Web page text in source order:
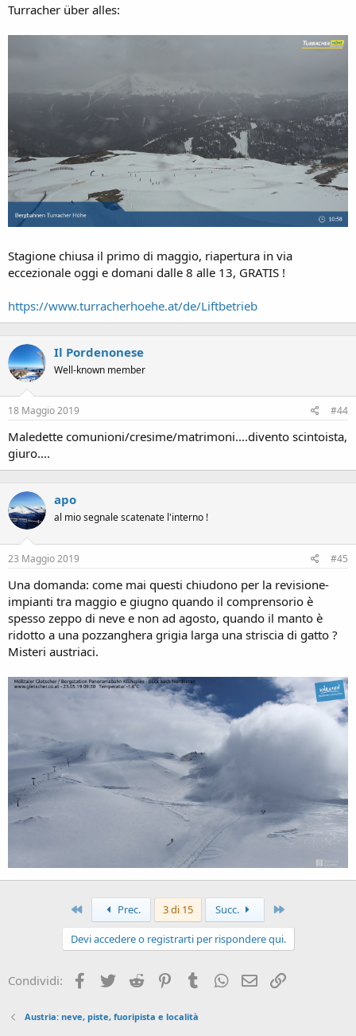
Turracher über alles:
Stagione chiusa il primo di maggio, riapertura in via
eccezionale oggi e domani dalle 8 alle 13, GRATIS !
https://www.turracherhoehe.at/de/Liftbetrieb
Il Pordenonese
Well-known member
18 Maggio 2019 #44
Maledette comunioni/cresime/matrimoni....divento scintoista,
giuro....
apo
al mio segnale scatenate l'interno !
23 Maggio 2019 #45
Una domanda: come mai questi chiudono per la revisione-
impianti tra maggio e giugno quando il comprensorio è
spesso zeppo di neve e non ad agosto, quando il manto è
ridotto a una pozzanghera grigia larga una striscia di gatto ?
Misteri austriaci.
Primo Prec. 3 di 15 Succ.
Devi accedere o registrarti per rispondere qui.
Condividi: Facebook
Twitter Reddit PinterestTumblrWhatsApp
Email
Austria: neve, piste, fuoripista e località